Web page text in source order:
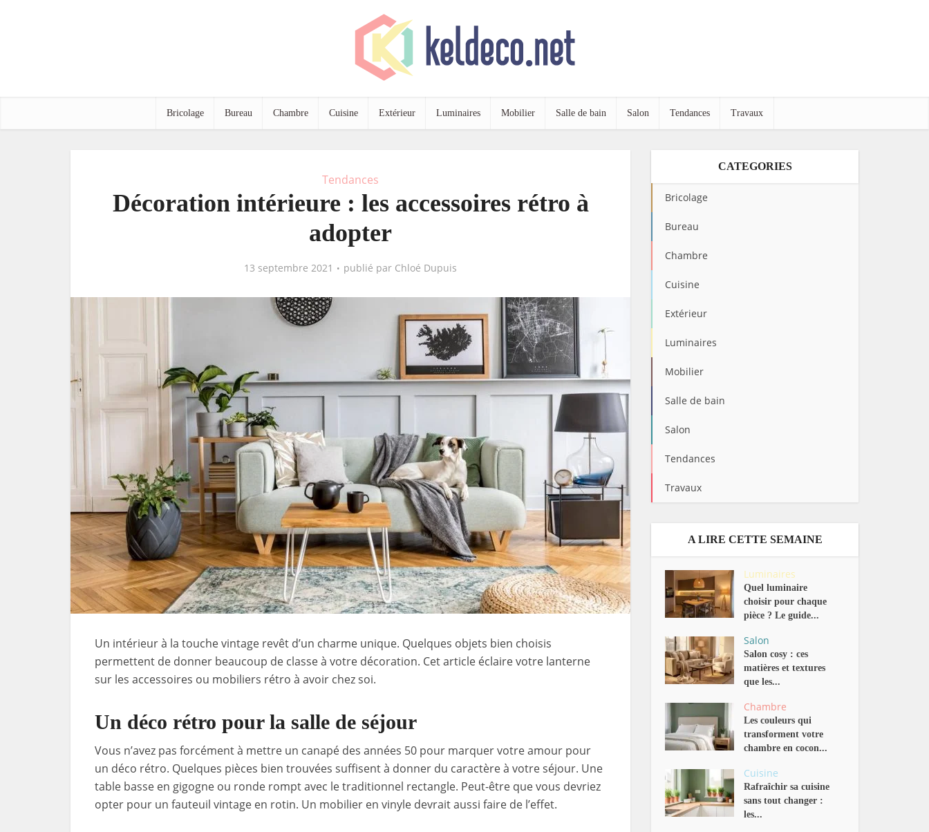
Bricolage Bureau Chambre Cuisine Extérieur Luminaires Mobilier Salle de bain Salon Tendances Travaux
Tendances
Décoration intérieure : les accessoires rétro à
adopter
13 septembre 2021 publié par Chloé Dupuis
Un intérieur à la touche vintage revêt d’un charme unique. Quelques objets bien choisis
permettent de donner beaucoup de classe à votre décoration. Cet article éclaire votre lanterne
sur les accessoires ou mobiliers rétro à avoir chez soi.
Un déco rétro pour la salle de séjour
Vous n’avez pas forcément à mettre un canapé des années 50 pour marquer votre amour pour
un déco rétro. Quelques pièces bien trouvées suffisent à donner du caractère à votre séjour. Une
table basse en gigogne ou ronde rompt avec le traditionnel rectangle. Peut-être que vous devriez
opter pour un fauteuil vintage en rotin. Un mobilier en vinyle devrait aussi faire de l’effet.
CATEGORIES
Bricolage
Bureau
Chambre
Cuisine
Extérieur
Luminaires
Mobilier
Salle de bain
Salon
Tendances
Travaux
A LIRE CETTE SEMAINE
Luminaires
Quel luminaire
choisir pour chaque
pièce ? Le guide...
Salon
Salon cosy : ces
matières et textures
que les...
Chambre
Les couleurs qui
transforment votre
chambre en cocon...
Cuisine
Rafraîchir sa cuisine
sans tout changer :
les...